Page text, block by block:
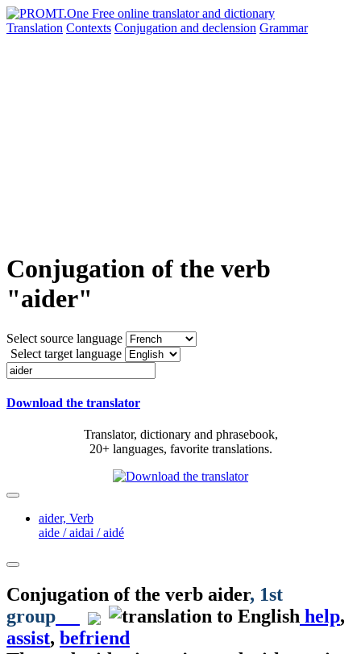
Translation Contexts Conjugation and declension Grammar
Conjugation of the verb
"aider"
Select source language
Select target language
Download the translator
Translator, dictionary and phrasebook,
20+ languages, favorite translations.
aider, Verb
aide / aidai / aidé
Conjugation of the verb aider, 1st
group
help,
assist, befriend